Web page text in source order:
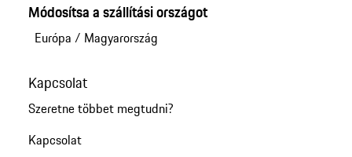
Módosítsa a szállítási országot
Európa / Magyarország
Kapcsolat
Szeretne többet megtudni?
Kapcsolat